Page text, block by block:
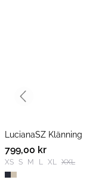
NYHET
LucianaSZ Klänning
799,00 kr
XS S M L XL XXL
Previous slide